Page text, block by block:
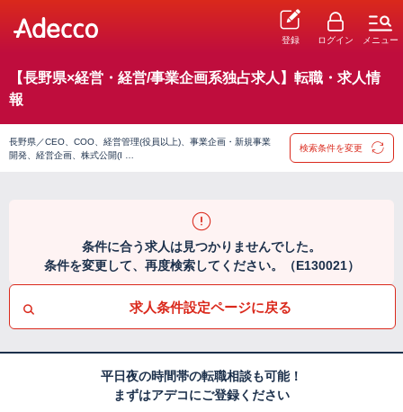
登録 ログイン メニュー
【長野県×経営・経営/事業企画系独占求人】転職・求人情
報
長野県／CEO、COO、経営管理(役員以上)、事業企画・新規事業
開発、経営企画、株式公開(I …
検索条件を変更
条件に合う求人は見つかりませんでした。
条件を変更して、再度検索してください。（E130021）
求人条件設定ページに戻る
平日夜の時間帯の転職相談も可能！
まずはアデコにご登録ください